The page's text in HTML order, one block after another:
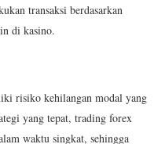
transaksi berdasarkan
di kasino.
risiko kehilangan modal yang
yang tepat, trading forex
waktu singkat, sehingga